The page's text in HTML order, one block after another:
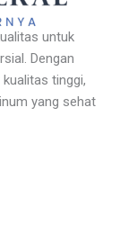
untuk
Dengan
tinggi,
yang sehat